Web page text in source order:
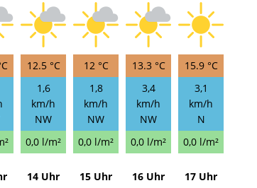
12.5 °C
1,6
km/h
NW
0,0 l/m²
12 °C
1,8
km/h
NW
0,0 l/m²
13.3 °C
3,4
km/h
NW
0,0 l/m²
15.9 °C
3,1
km/h
N
0,0 l/m²
14 Uhr 15 Uhr 16 Uhr 17 Uhr